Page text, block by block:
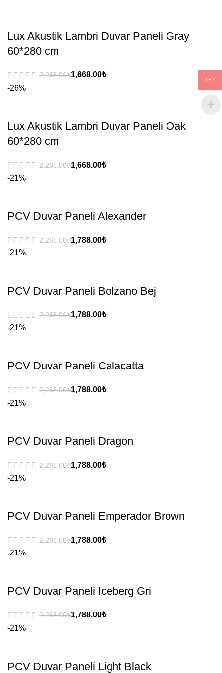
Lux Akustik Lambri Duvar Paneli Gray
60*280 cm
₺
₺
-26%
Lux Akustik Lambri Duvar Paneli Oak
60*280 cm
₺
₺
-21%
PCV Duvar Paneli Alexander
₺
₺
-21%
PCV Duvar Paneli Bolzano Bej
₺
₺
-21%
PCV Duvar Paneli Calacatta
₺
₺
-21%
PCV Duvar Paneli Dragon
₺
₺
-21%
PCV Duvar Paneli Emperador Brown
₺
₺
-21%
PCV Duvar Paneli Iceberg Gri
₺
₺
-21%
PCV Duvar Paneli Light Black
TRY